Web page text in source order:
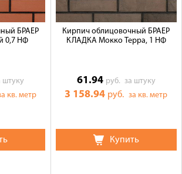
БРАЕР
0,7 НФ
штуку
кв. метр
Кирпич облицовочный БРАЕР
КЛАДКА Мокко Терра, 1 НФ
61.94 руб. за штуку
3 158.94 руб.за кв. метр
Купить